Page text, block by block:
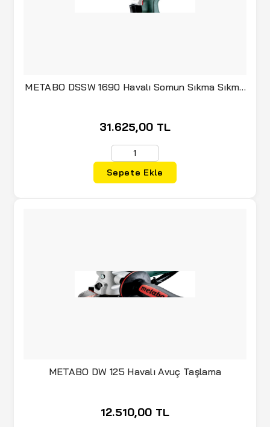
METABO DSSW 1690 Havalı Somun Sıkma Sıkma
31.625,00 TL
Sepete Ekle
METABO DW 125 Havalı Avuç Taşlama
12.510,00 TL